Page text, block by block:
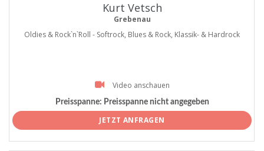
Kurt Vetsch
Grebenau
Oldies & Rock`n`Roll - Softrock, Blues & Rock, Klassik- & Hardrock
Video anschauen
Preisspanne: Preisspanne nicht angegeben
JETZT ANFRAGEN